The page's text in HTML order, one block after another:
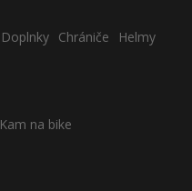
Doplnky Chrániče
Helmy
Kam na bike